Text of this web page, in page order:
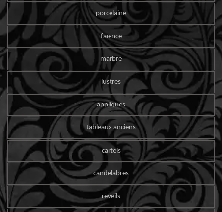
porcelaine
faïence
marbre
lustres
appliques
tableaux anciens
cartels
candelabres
reveils